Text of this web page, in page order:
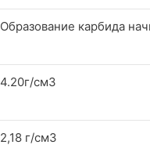
Образование карбида
4.20г/см3
2,18 г/см3